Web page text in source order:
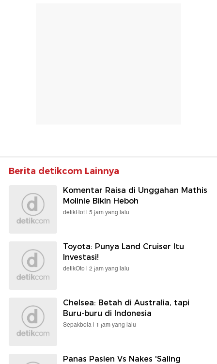
Berita detikcom Lainnya
Komentar Raisa di Unggahan Mathis
Molinie Bikin Heboh
detikHot | 5 jam yang lalu
Toyota: Punya Land Cruiser Itu
Investasi!
detikOto | 2 jam yang lalu
Chelsea: Betah di Australia, tapi
Buru-buru di Indonesia
Sepakbola | 1 jam yang lalu
Panas Pasien Vs Nakes 'Saling